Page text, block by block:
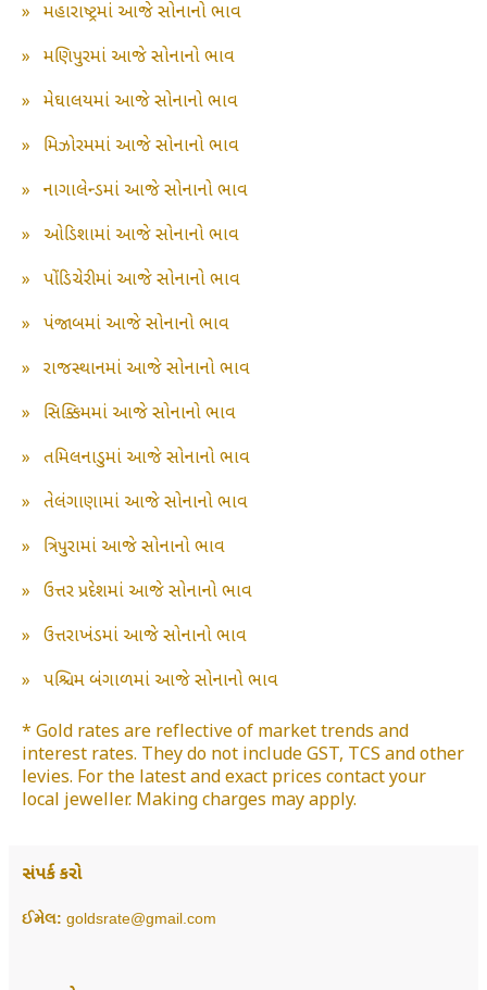
»
મહારાષ્ટ્રમાં આજે સોનાનો ભાવ
»
મણિપુરમાં આજે સોનાનો ભાવ
»
મેઘાલયમાં આજે સોનાનો ભાવ
»
મિઝોરમમાં આજે સોનાનો ભાવ
»
નાગાલેન્ડમાં આજે સોનાનો ભાવ
»
ઓડિશામાં આજે સોનાનો ભાવ
»
પોંડિચેરીમાં આજે સોનાનો ભાવ
»
પંજાબમાં આજે સોનાનો ભાવ
»
રાજસ્થાનમાં આજે સોનાનો ભાવ
»
સિક્કિમમાં આજે સોનાનો ભાવ
»
તમિલનાડુમાં આજે સોનાનો ભાવ
»
તેલંગાણામાં આજે સોનાનો ભાવ
»
ત્રિપુરામાં આજે સોનાનો ભાવ
»
ઉત્તર પ્રદેશમાં આજે સોનાનો ભાવ
»
ઉત્તરાખંડમાં આજે સોનાનો ભાવ
»
પશ્ચિમ બંગાળમાં આજે સોનાનો ભાવ
* Gold rates are reflective of market trends and
interest rates. They do not include GST, TCS and other
levies. For the latest and exact prices contact your
local jeweller. Making charges may apply.
સંપર્ક કરો
ઈમેલ: goldsrate@gmail.com